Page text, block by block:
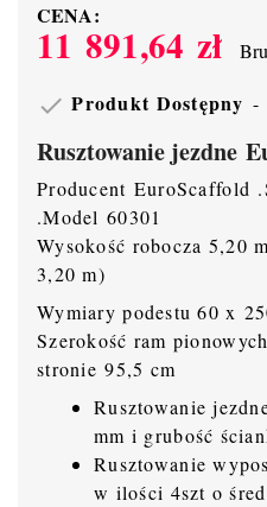
CENA:
11 891,64 zł
 Produkt Dostępny
Rusztowanie jezdne
Producent EuroScaffold
.Model 60301
Wysokość robocza 5,20
3,20 m)
Wymiary podestu 60 x
Szerokość ram
stronie 95,5 cm
Rusztowanie
mm i grubość
Rusztowanie
w ilości 4szt o